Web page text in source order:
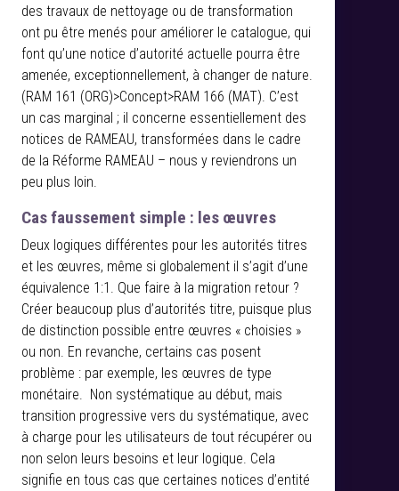
des travaux de nettoyage ou de transformation
ont pu être menés pour améliorer le catalogue, qui
font qu’une notice d’autorité actuelle pourra être
amenée, exceptionnellement, à changer de nature.
(RAM 161 (ORG)>Concept>RAM 166 (MAT). C’est
un cas marginal ; il concerne essentiellement des
notices de RAMEAU, transformées dans le cadre
de la Réforme RAMEAU – nous y reviendrons un
peu plus loin.
Cas faussement simple : les œuvres
Deux logiques différentes pour les autorités titres
et les œuvres, même si globalement il s’agit d’une
équivalence 1:1. Que faire à la migration retour ?
Créer beaucoup plus d’autorités titre, puisque plus
de distinction possible entre œuvres « choisies »
ou non. En revanche, certains cas posent
problème : par exemple, les œuvres de type
monétaire. Non systématique au début, mais
transition progressive vers du systématique, avec
à charge pour les utilisateurs de tout récupérer ou
non selon leurs besoins et leur logique. Cela
signifie en tous cas que certaines notices d’entité